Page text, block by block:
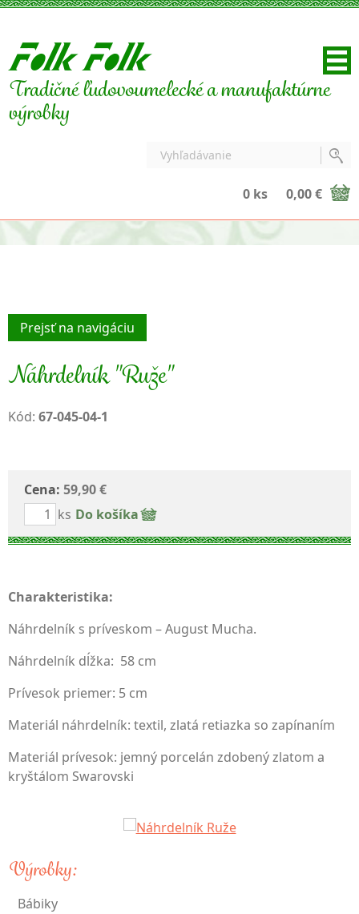
Tradičné ľudovoumelecké a manufaktúrne
výrobky
0 ks 0,00 €
Prejsť na navigáciu
Náhrdelník "Ruže"
Kód: 67-045-04-1
Cena: 59,90 €
ks Do košíka
Charakteristika:
Náhrdelník s príveskom – August Mucha.
Náhrdelník dĺžka: 58 cm
Prívesok priemer: 5 cm
Materiál náhrdelník: textil, zlatá retiazka so zapínaním
Materiál prívesok: jemný porcelán zdobený zlatom a
kryštálom Swarovski
Výrobky:
Bábiky